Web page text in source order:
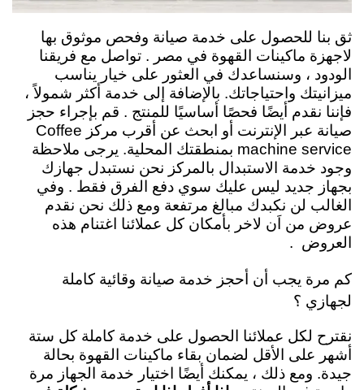
ثق بنا للحصول على خدمة صيانة وفحص موثوق بها
لاجهزة ماكينات القهوة في مصر . تواصل مع فريقنا
الودود ، وسنساعدك في العثور على خيار يناسب
ميزانيتك واحتياجاتك. بالإضافة إلى خدمة أكثر شمولاً ،
فإننا نقدم أيضًا فحصًا أساسيًا للمنتج . قم بإجراء حجز
صيانة عبر الإنترنت أو ابحث عن أقرب مركز Coffee
machine service بمنطقتك المحلية.
يرجى ملاحظة
وجود خدمة الاستبدال بالمركز نحن نستبدل جهازك
بجهاز جديد ليس عليك سوي دفع الفرق فقط . وفي
الغالب لن نكبدك مبالغ مرتفعة ومع ذلك نحن نقدم
عروض من اَن لاخر بأمكان كل عملائنا اغتنام هذه
العروض .
كم مرة يجب أن أحجز خدمة صيانة وقائية كاملة
لجهازي ؟
نقترح لكل عملائنا الحصول على خدمة كاملة كل ستة
أشهر على الأقل لضمان بقاء ماكينات القهوة بحالة
جيدة. ومع ذلك ، يمكنك أيضًا اختيار خدمة الجهاز مرة